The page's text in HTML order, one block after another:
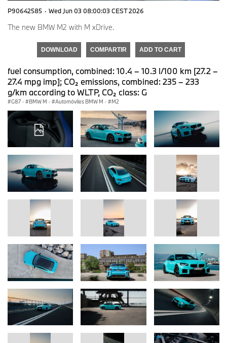
P90642585 · Wed Jun 03 08:00:03 CEST 2026
The new BMW M2 with M xDrive.
DOWNLOAD COMPARTIR ADD TO CART
fuel consumption, combined: 10.4 – 10.3 l/100 km [27.2 –
27.4 mpg imp]; CO₂ emissions, combined: 235 – 233
g/km according to WLTP, CO₂ class: G
G87 · BMW M · Automóviles BMW M · M2